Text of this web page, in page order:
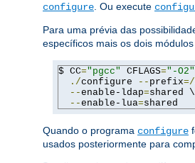
configure. Ou execute
Para uma prévia das
específicos mais os dois
$ CC="pgcc" CFLAGS="-O2"
./configure -- prefix=/
--enable-ldap=shared \
--enable-lua=shared
Quando o programa configure
usados ​​posteriormente para